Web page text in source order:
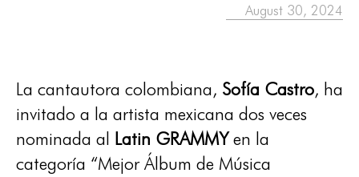
August 30, 2024
La cantautora colombiana, Sofía Castro, ha
invitado a la artista mexicana dos veces
nominada al
Latin GRAMMYen la
categoría “Mejor Álbum de Música